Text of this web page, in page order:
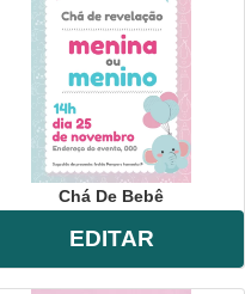
Chá De Bebê
EDITAR